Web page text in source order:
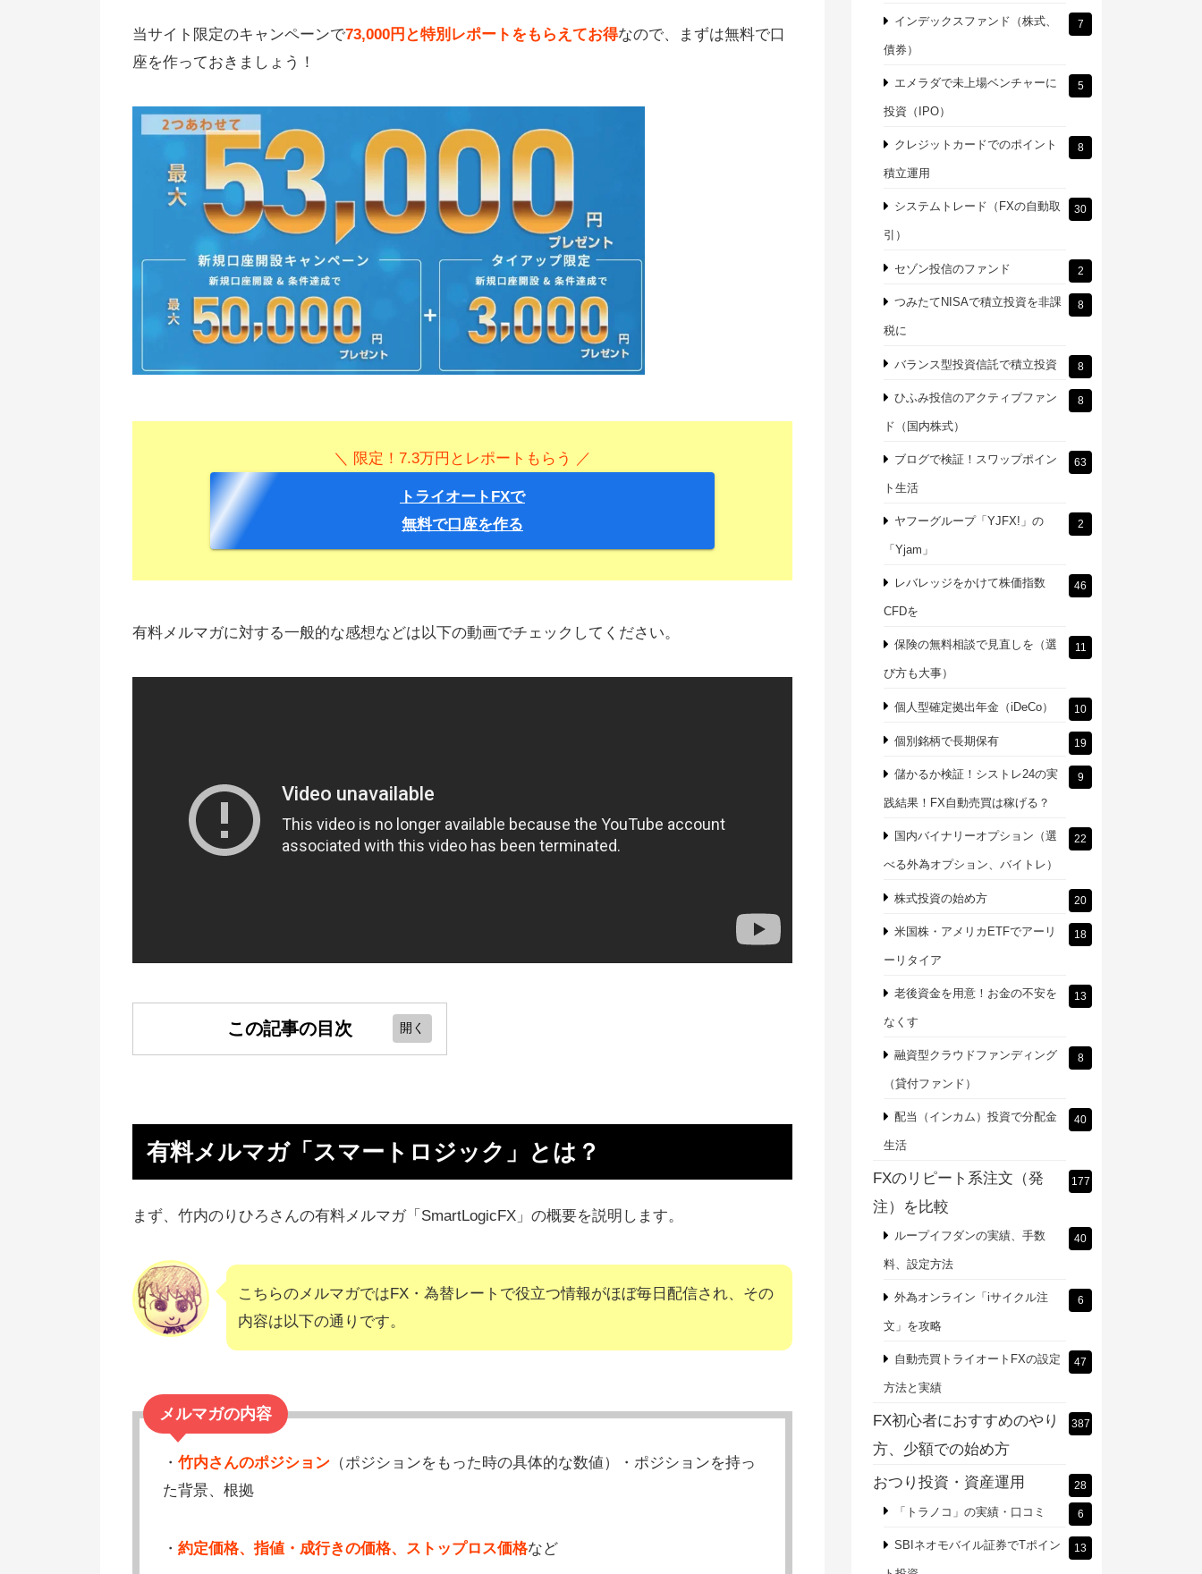
当サイト限定のキャンペーンで73,000円と特別レポートをもらえてお得なので、まずは無料で口
座を作っておきましょう！
＼ 限定！7.3万円とレポートもらう ／
トライオートFXで
無料で口座を作る
有料メルマガに対する一般的な感想などは以下の動画でチェックしてください。
この記事の目次
竹内氏の有料メルマガのメリット
竹内典弘さんのメルマガのデメリッ
ト
の評判、口コミ
有料メルマガ「スマートロジック」
がおすすめな人
人
【まとめ】為替の有料メルマガは外
れて微妙？
有料メルマガ「スマートロジック」とは？
まず、竹内のりひろさんの有料メルマガ「SmartLogicFX」の概要を説明します。
こちらのメルマガではFX・為替レートで役立つ情報がほぼ毎日配信され、その
内容は以下の通りです。
メルマガの内容
・ 竹内さんのポジション（ポジションをもった時の具体的な数値）・ポジションを持っ
た背景、根拠
・ 約定価格、指値・成行きの価格、ストップロス価格など
インデックスファンド（株式、
債券）
7
エメラダで未上場ベンチャーに
投資（IPO）
5
クレジットカードでのポイント
積立運用
8
システムトレード（FXの自動取
引）
30
セゾン投信のファンド 2
つみたてNISAで積立投資を非課
税に
8
バランス型投資信託で積立投資 8
ひふみ投信のアクティブファン
ド（国内株式）
8
ブログで検証！スワップポイン
ト生活
63
ヤフーグループ「YJFX!」の
「Yjam」
2
レバレッジをかけて株価指数
CFDを
46
保険の無料相談で見直しを（選
び方も大事）
11
個人型確定拠出年金（iDeCo） 10
個別銘柄で長期保有 19
儲かるか検証！シストレ24の実
践結果！FX自動売買は稼げる？
9
国内バイナリーオプション（選
べる外為オプション、バイトレ）
22
株式投資の始め方 20
米国株・アメリカETFでアーリ
ーリタイア
18
老後資金を用意！お金の不安を
なくす
13
融資型クラウドファンディング
（貸付ファンド）
8
配当（インカム）投資で分配金
生活
40
FXのリピート系注文（発
注）を比較
177
ループイフダンの実績、手数
料、設定方法
40
外為オンライン「iサイクル注
文」を攻略
6
自動売買トライオートFXの設定
方法と実績
47
FX初心者におすすめのやり
方、少額での始め方
387
おつり投資・資産運用 28
「トラノコ」の実績・口コミ 6
SBIネオモバイル証券でTポイン 13